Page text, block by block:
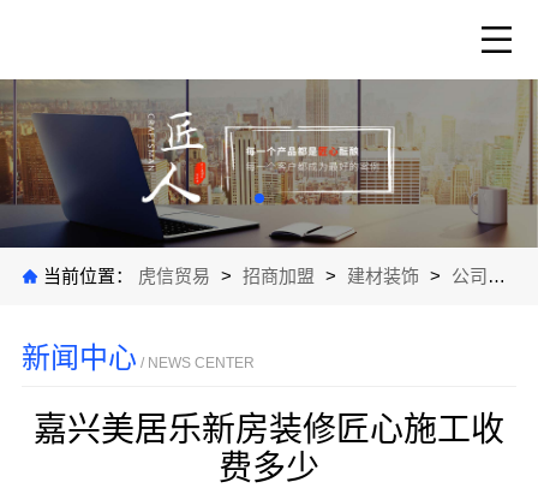
当前位置： 虎信贸易 > 招商加盟 > 建材装饰 > 公司新闻
新闻中心 / NEWS CENTER
嘉兴美居乐新房装修匠心施工收
费多少